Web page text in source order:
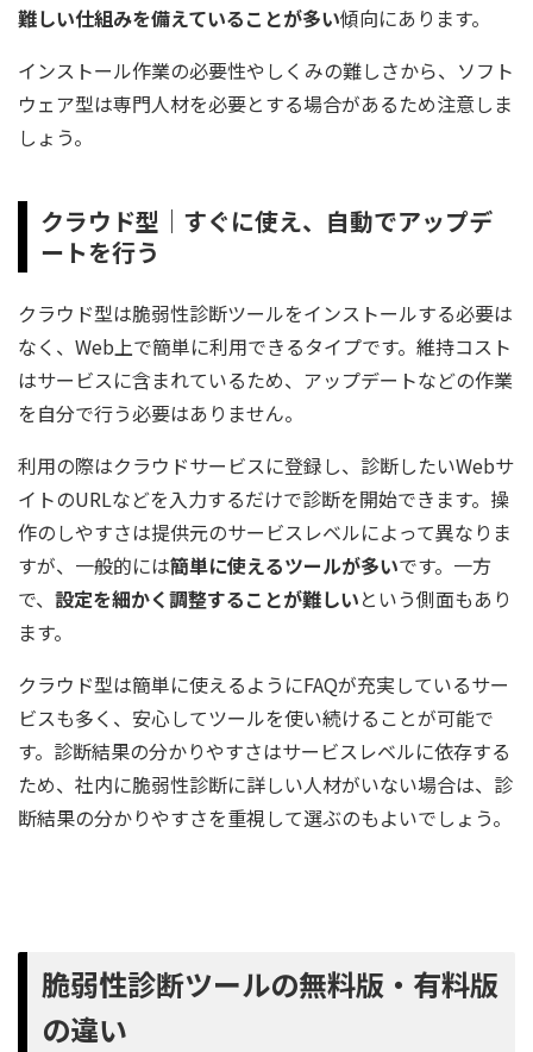
難しい仕組みを備えていることが多い傾向にあります。
インストール作業の必要性やしくみの難しさから、ソフト
ウェア型は専門人材を必要とする場合があるため注意しま
しょう。
クラウド型｜すぐに使え、自動でアップデ
ートを行う
クラウド型は脆弱性診断ツールをインストールする必要は
なく、Web上で簡単に利用できるタイプです。維持コスト
はサービスに含まれているため、アップデートなどの作業
を自分で行う必要はありません。
利用の際はクラウドサービスに登録し、診断したいWebサ
イトのURLなどを入力するだけで診断を開始できます。操
作のしやすさは提供元のサービスレベルによって異なりま
すが、一般的には簡単に使えるツールが多いです。一方
で、 設定を細かく調整することが難しいという側面もあり
ます。
クラウド型は簡単に使えるようにFAQが充実しているサー
ビスも多く、安心してツールを使い続けることが可能で
す。診断結果の分かりやすさはサービスレベルに依存する
ため、社内に脆弱性診断に詳しい人材がいない場合は、診
断結果の分かりやすさを重視して選ぶのもよいでしょう。
脆弱性診断ツールの無料版・有料版
の違い